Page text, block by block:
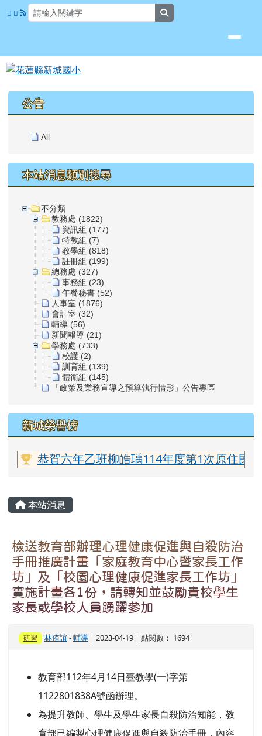
跳至主內容區
花蓮縣新城國小
上中區域內容
公告
All
本站消息類別搜尋
不分類
教務處 (1822)
資訊組 (177)
特教組 (7)
教學組 (818)
註冊組 (199)
總務處 (327)
事務組 (23)
午餐秘書 (52)
人事室 (1876)
會計室 (32)
輔導 (56)
新聞報導 (21)
學務處 (733)
校護 (2)
訓育組 (139)
體衛組 (145)
「政策及業務宣導之預算執行情形」公告專區
新城榮譽榜
恭賀六年乙班柳皓瑀114年度第1次原住民
主內容區域
本站消息
檢送教育部辦理心理健康促進與自殺防治
手冊推廣計畫「家庭教育中心暨家長工作
坊」及「校園心理健康促進家長工作坊」
實施計畫各1份，請轉知並鼓勵貴校學生
家長或學校人員踴躍參加
研習 林侑誼-輔導| 2023-04-19 | 點閱數： 1694
教育部112年4月14日臺教學(一)字第
1122801838A號函辦理。
為提升教師、學生及學生家長自殺防治知能，教
育部已編製心理健康促進與自殺防治手冊，內容
頁尾區域